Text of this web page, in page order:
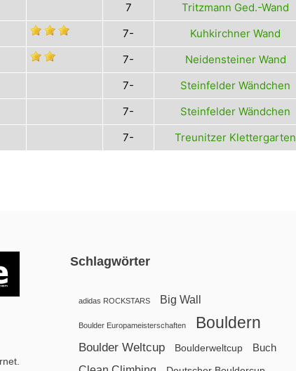
7 Tritzmann Ged.-Wand
7- Kuhkirchner Wand
7- Neidensteiner Wand
7- Steinfelder Wändchen
7- Steinfelder Wändchen
7- Treunitzer Klettergarten
Schlagwörter
adidas ROCKSTARS Big Wall
Boulder Europameisterschaften Bouldern
Boulder Weltcup Boulderweltcup Buch